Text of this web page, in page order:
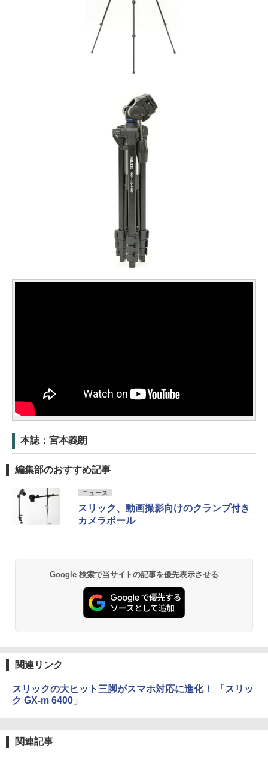
本誌：宮本義朗
編集部のおすすめ記事
ニュース
スリック、動画撮影向けのクランプ付き
カメラポール
Google 検索で当サイトの記事を優先表示させる
関連リンク
スリックの大ヒット三脚がスマホ対応に進化！ 「スリッ
ク GX-m 6400」
関連記事